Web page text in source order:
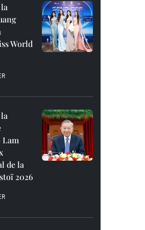
World
de la
2026